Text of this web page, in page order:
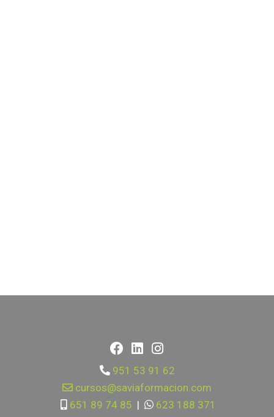
951 53 91 62
cursos@saviaformacion.com
651 89 74 85 |
623 188 371